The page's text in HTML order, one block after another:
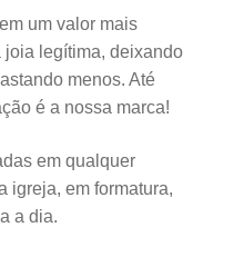
um valor mais
legítima, deixando
menos. Até
é a nossa marca!
em qualquer
igreja, em formatura,
a dia.